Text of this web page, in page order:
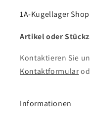
1A-Kugellager Shop
Artikel oder
Kontaktieren Sie
Kontaktformular
Informationen